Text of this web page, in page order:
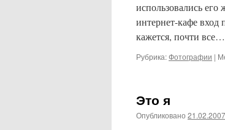
использовались
интернет-кафе вход
кажется, почти
Рубрика:Фотографии |
Это я
Опубликовано 21.02.2007